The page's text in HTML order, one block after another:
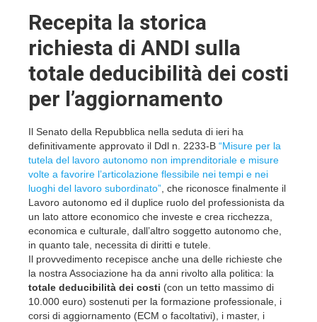
Recepita la storica
richiesta di ANDI sulla
totale deducibilità dei costi
per l’aggiornamento
Il Senato della Repubblica nella seduta di ieri ha
definitivamente approvato il Ddl n. 2233-B “Misure per la
tutela del lavoro autonomo non imprenditoriale e misure
volte a favorire l’articolazione flessibile nei tempi e nei
luoghi del lavoro subordinato” , che riconosce finalmente il
Lavoro autonomo ed il duplice ruolo del professionista da
un lato attore economico che investe e crea ricchezza,
economica e culturale, dall’altro soggetto autonomo che,
in quanto tale, necessita di diritti e tutele.
Il provvedimento recepisce anche una delle richieste che
la nostra Associazione ha da anni rivolto alla politica: la
totale deducibilità dei costi (con un tetto massimo di
10.000 euro) sostenuti per la formazione professionale, i
corsi di aggiornamento (ECM o facoltativi), i master, i